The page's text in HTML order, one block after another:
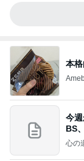
本
今
BS
心の